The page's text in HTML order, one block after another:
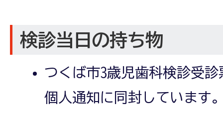
検診当日の持ち物
つくば市3歳児歯科検診受
個人通知に同封しています